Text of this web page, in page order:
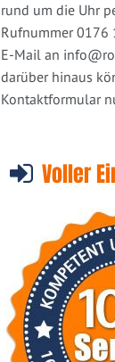
rund um die Uhr
Rufnummer 0176
E-Mail an
darüber hinaus
Kontaktformular
Voller